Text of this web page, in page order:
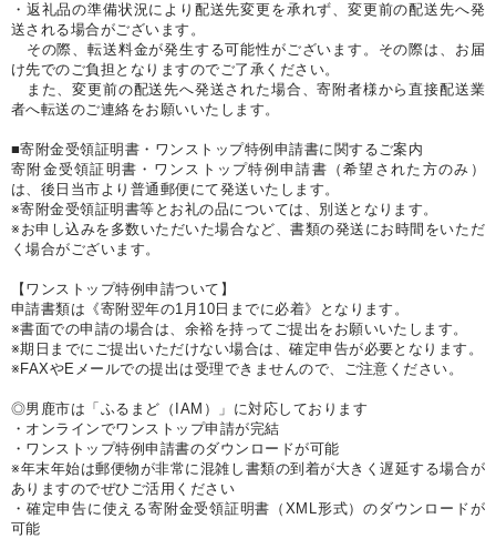
・返礼品の準備状況により配送先変更を承れず、変更前の配送先へ発
送される場合がございます。
その際、転送料金が発生する可能性がございます。その際は、お届
け先でのご負担となりますのでご了承ください。
また、変更前の配送先へ発送された場合、寄附者様から直接配送業
者へ転送のご連絡をお願いいたします。
■寄附金受領証明書・ワンストップ特例申請書に関するご案内
寄附金受領証明書・ワンストップ特例申請書（希望された方のみ）
は、後日当市より普通郵便にて発送いたします。
※寄附金受領証明書等とお礼の品については、別送となります。
※お申し込みを多数いただいた場合など、書類の発送にお時間をいただ
く場合がございます。
【ワンストップ特例申請ついて】
申請書類は《寄附翌年の1月10日までに必着》となります。
※書面での申請の場合は、余裕を持ってご提出をお願いいたします。
※期日までにご提出いただけない場合は、確定申告が必要となります。
※FAXやEメールでの提出は受理できませんので、ご注意ください。
◎男鹿市は「ふるまど（IAM）」に対応しております
・オンラインでワンストップ申請が完結
・ワンストップ特例申請書のダウンロードが可能
※年末年始は郵便物が非常に混雑し書類の到着が大きく遅延する場合が
ありますのでぜひご活用ください
・確定申告に使える寄附金受領証明書（XML形式）のダウンロードが
可能